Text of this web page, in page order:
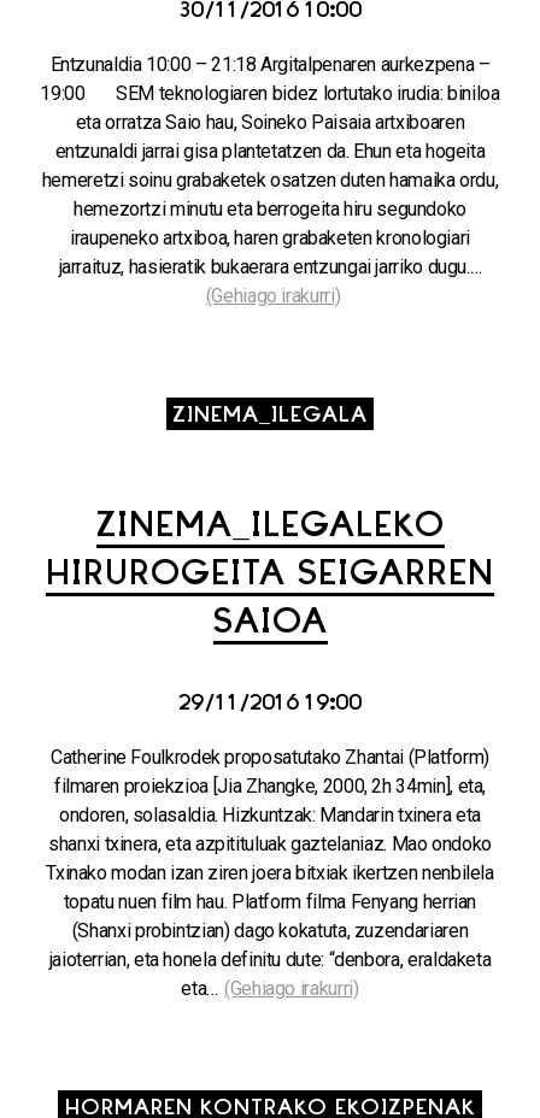
30/11/2016 10:00
Entzunaldia 10:00 – 21:18 Argitalpenaren aurkezpena –
19:00 SEM teknologiaren bidez lortutako irudia: biniloa
eta orratza Saio hau, Soineko Paisaia artxiboaren
entzunaldi jarrai gisa plantetatzen da. Ehun eta hogeita
hemeretzi soinu grabaketek osatzen duten hamaika ordu,
hemezortzi minutu eta berrogeita hiru segundoko
iraupeneko artxiboa, haren grabaketen kronologiari
jarraituz, hasieratik bukaerara entzungai jarriko dugu.…
(Gehiago irakurri)
ZINEMA_ILEGALA
ZINEMA_ILEGALEKO
HIRUROGEITA SEIGARREN
SAIOA
29/11/2016 19:00
Catherine Foulkrodek proposatutako Zhantai (Platform)
filmaren proiekzioa [Jia Zhangke, 2000, 2h 34min], eta,
ondoren, solasaldia. Hizkuntzak: Mandarin txinera eta
shanxi txinera, eta azpitituluak gaztelaniaz. Mao ondoko
Txinako modan izan ziren joera bitxiak ikertzen nenbilela
topatu nuen film hau. Platform filma Fenyang herrian
(Shanxi probintzian) dago kokatuta, zuzendariaren
jaioterrian, eta honela definitu dute: “denbora, eraldaketa
eta… (Gehiago irakurri)
HORMAREN KONTRAKO EKOIZPENAK